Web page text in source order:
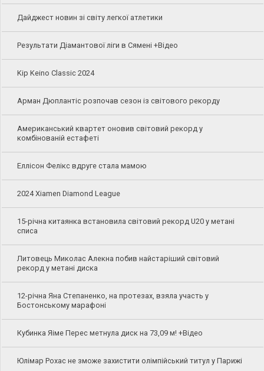
Дайджест новин зі світу легкої атлетики
Результати Діамантової ліги в Сямені +Відео
Kip Keino Classic 2024
Арман Дюплантіс розпочав сезон із світового рекорду
Американський квартет оновив світовий рекорд у
комбінованій естафеті
Еллісон Фелікс вдруге стала мамою
2024 Xiamen Diamond League
15-річна китаянка встановила світовий рекорд U20 у метані
списа
Литовець Миколас Алекна побив найстаріший світовий
рекорд у метані диска
12-річна Яна Степаненко, на протезах, взяла участь у
Бостонському марафоні
Кубинка Яіме Перес метнула диск на 73,09 м! +Відео
Юлімар Рохас не зможе захистити олімпійський титул у Парижі